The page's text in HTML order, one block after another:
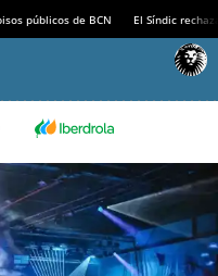
públicos de BCN El Síndic